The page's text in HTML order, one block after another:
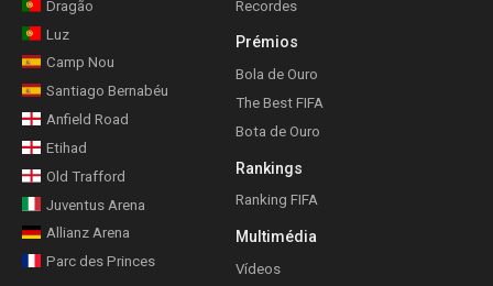
Dragão
Luz
Camp Nou
Santiago Bernabéu
Anfield Road
Etihad
Old Trafford
Juventus Arena
Allianz Arena
Parc des Princes
Recordes
Prémios
Bola de Ouro
The Best FIFA
Bota de Ouro
Rankings
Ranking FIFA
Multimédia
Vídeos